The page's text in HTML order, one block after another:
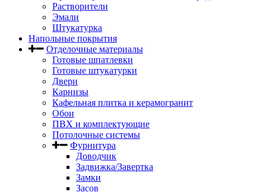
Растворители
Эмали
Штукатурка
Напольные покрытия
Отделочные материалы
Готовые шпатлевки
Готовые штукатурки
Двери
Карнизы
Кафельная плитка и керамогранит
Обои
ПВХ и комплектующие
Потолочные системы
Фурнитура
Доводчик
Задвижка/Завертка
Замки
Засов